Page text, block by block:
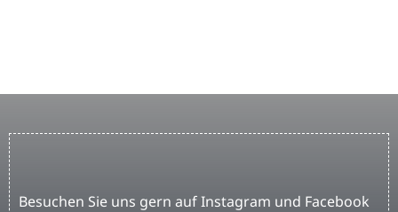
Besuchen Sie uns gern auf Instagram und Facebook